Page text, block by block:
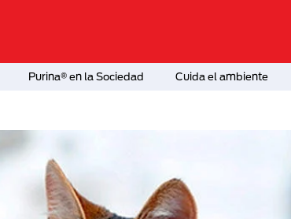
Purina® en la Sociedad Cuida el ambiente